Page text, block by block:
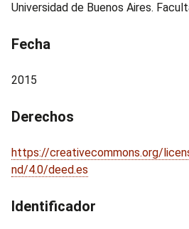
Universidad de Buenos Aires.
Fecha
2015
Derechos
https://creativecommons.org/
nd/4.0/deed.es
Identificador